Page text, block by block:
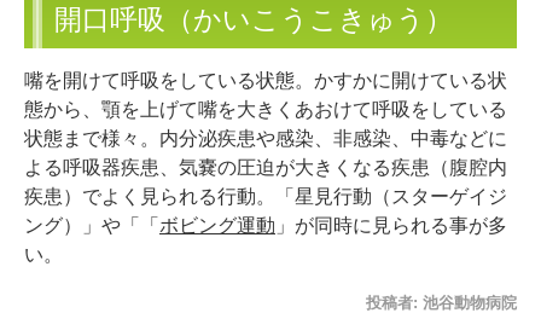
開口呼吸（かいこうこきゅう）
嘴を開けて呼吸をしている状態。かすかに開けている状
態から、顎を上げて嘴を大きくあおけて呼吸をしている
状態まで様々。内分泌疾患や感染、非感染、中毒などに
よる呼吸器疾患、気嚢の圧迫が大きくなる疾患（腹腔内
疾患）でよく見られる行動。「星見行動（スターゲイジ
ング）」や「「 ボビング運動 」が同時に見られる事が多
い。
投稿者: 池谷動物病院